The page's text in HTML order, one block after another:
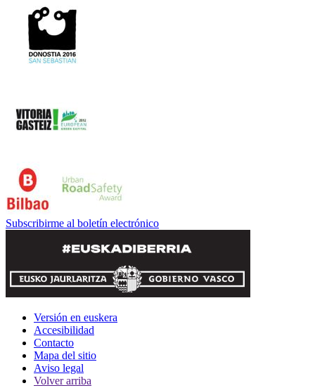
Subscribirme al boletín electrónico
Versión en euskera
Accesibilidad
Contacto
Mapa del sitio
Aviso legal
Volver arriba